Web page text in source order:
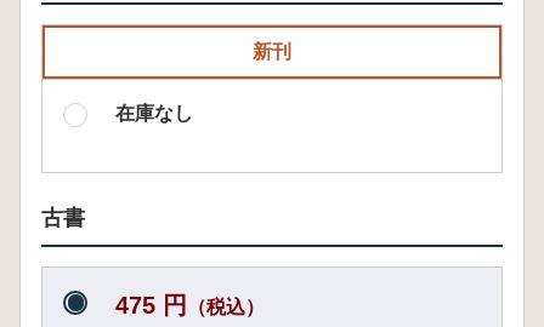
新刊
在庫なし
古書
475 円 （税込）